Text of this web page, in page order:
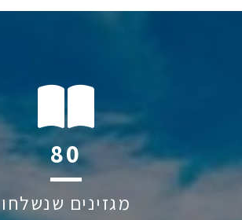
119
מגזינים שנשלחו